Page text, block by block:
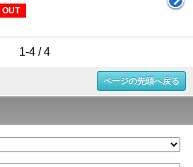
OUT
1-4 / 4
ページの先頭へ戻る